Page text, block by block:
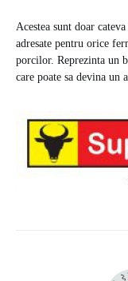
Acestea sunt doar
adresate pentru orice
porcilor. Reprezinta un
care poate sa devina un